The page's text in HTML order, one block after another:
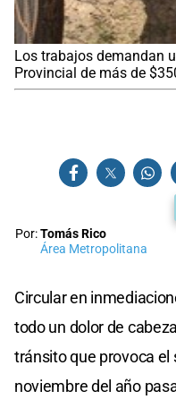
Los trabajos demandan
Provincial de más de
Por:Tomás Rico
Área Metropolitana
Circular en
todo un dolor de
tránsito que provoca el
noviembre del año